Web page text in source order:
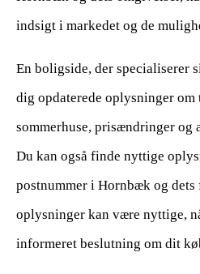
indsigt i markedet og de
En boligside, der specialiserer
dig opdaterede oplysninger
sommerhuse, prisændringer og
Du kan også finde nyttige
postnummer i Hornbæk og dets
oplysninger kan være nyttige,
informeret beslutning om dit